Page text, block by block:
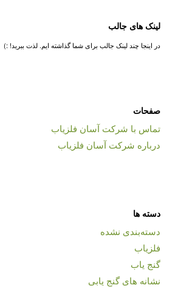
لینک های جالب
در اینجا چند لینک جالب برای شما گذاشته ایم. لذت ببرید! :)
صفحات
تماس با شرکت آسان فلزیاب
درباره شرکت آسان فلزیاب
دسته ها
دسته‌بندی نشده
فلزیاب
گنج یاب
نشانه های گنج یابی